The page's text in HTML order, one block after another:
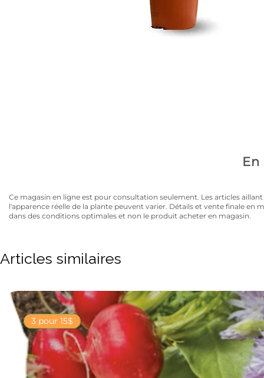
Ce magasin en ligne est pour consultation seulement. Les articles
l'apparence réelle de la plante peuvent varier. Détails et vente finale
dans des conditions optimales et non le produit acheter en magasin.
Articles similaires
3 pour 15$